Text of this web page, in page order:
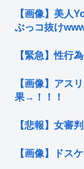
【画像】美人
ぶっコ抜け
【緊急】性行
【画像】アス
果→！！！
【悲報】女審
【画像】ドス